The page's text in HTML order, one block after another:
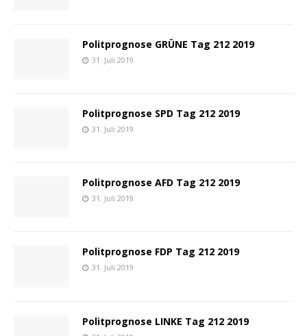
Politprognose GRÜNE Tag 212 2019
31. Juli 2019
Politprognose SPD Tag 212 2019
31. Juli 2019
Politprognose AFD Tag 212 2019
31. Juli 2019
Politprognose FDP Tag 212 2019
31. Juli 2019
Politprognose LINKE Tag 212 2019